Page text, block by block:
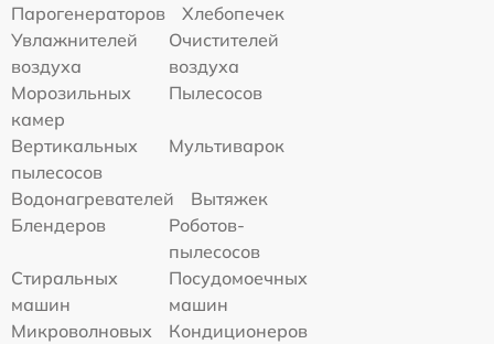
Парогенераторов
Хлебопечек
Увлажнителей
воздуха
Очистителей
воздуха
Морозильных
камер
Пылесосов
Вертикальных
пылесосов
Мультиварок
Водонагревателей
Вытяжек
Блендеров
Роботов-
пылесосов
Стиральных
машин
Посудомоечных
машин
Микроволновых
Кондиционеров